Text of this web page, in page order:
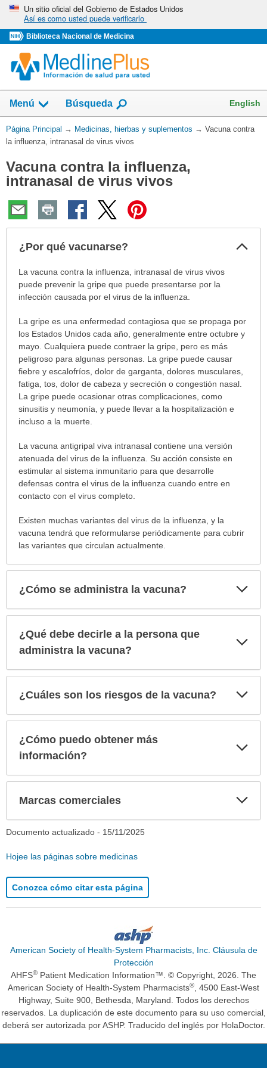
Omita
vaya
al
Contenido
Un sitio oficial del Gobierno de Estados Unidos
Así es como usted puede verificarlo
Biblioteca Nacional de Medicina
Menú
Mostrar
campo
de
Búsqueda English
Usted
está
Página Principal → Medicinas, hierbas y suplementos → Vacuna contra
la influenza, intranasal de virus vivos
Vacuna contra la influenza,
intranasal de virus vivos
¿Por qué vacunarse?
¿Por
qué
vacunarse?
sido
extendido.
La vacuna contra la influenza, intranasal de virus vivos
puede prevenir la gripe que puede presentarse por la
infección causada por el virus de la influenza.
La gripe es una enfermedad contagiosa que se propaga por
los Estados Unidos cada año, generalmente entre octubre y
mayo. Cualquiera puede contraer la gripe, pero es más
peligroso para algunas personas. La gripe puede causar
fiebre y escalofríos, dolor de garganta, dolores musculares,
fatiga, tos, dolor de cabeza y secreción o congestión nasal.
La gripe puede ocasionar otras complicaciones, como
sinusitis y neumonía, y puede llevar a la hospitalización e
incluso a la muerte.
La vacuna antigripal viva intranasal contiene una versión
atenuada del virus de la influenza. Su acción consiste en
estimular al sistema inmunitario para que desarrolle
defensas contra el virus de la influenza cuando entre en
contacto con el virus completo.
Existen muchas variantes del virus de la influenza, y la
vacuna tendrá que reformularse periódicamente para cubrir
las variantes que circulan actualmente.
¿Cómo se administra la vacuna?
¿Qué debe decirle a la persona que
administra la vacuna?
¿Cuáles son los riesgos de la vacuna?
¿Cómo puedo obtener más
información?
Marcas comerciales
Documento actualizado - 15/11/2025
Hojee las páginas sobre medicinas
Conozca cómo citar esta página
American Society of Health-System Pharmacists, Inc. Cláusula de
Protección
AHFS® Patient Medication Information™. © Copyright, 2026. The
American Society of Health-System Pharmacists®, 4500 East-West
Highway, Suite 900, Bethesda, Maryland. Todos los derechos
reservados. La duplicación de este documento para su uso comercial,
deberá ser autorizada por ASHP. Traducido del inglés por HolaDoctor.